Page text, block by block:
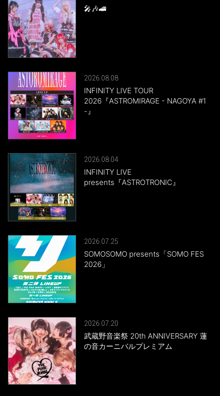
🎤🎶🚄
2026.08.08
INFINITY LIVE TOUR
2026『ASTROMIRAGE - NAGOYA #1
-』
2026.08.04
INFINITY LIVE
presents『ASTROTRONIC』
2026.07.25
SOMOSOMO presents「SOMO FES
2026」
2026.07.20
武蔵野音楽祭 20th ANNIVERSARY 蓮
の音カーニバルプレミアム